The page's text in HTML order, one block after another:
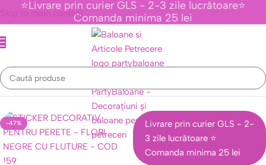
Skip to main content
⭐Livrare prin curier GLS - 2-3 zile lucrătoare⭐
Comanda minima 25 lei
Prima pagină/Stickere de perete/Stickere Cu Fluturi
-47%
Livrare prin curier GLS - 2-
3 zile lucrătoare ⭐
Comanda minima 25 lei